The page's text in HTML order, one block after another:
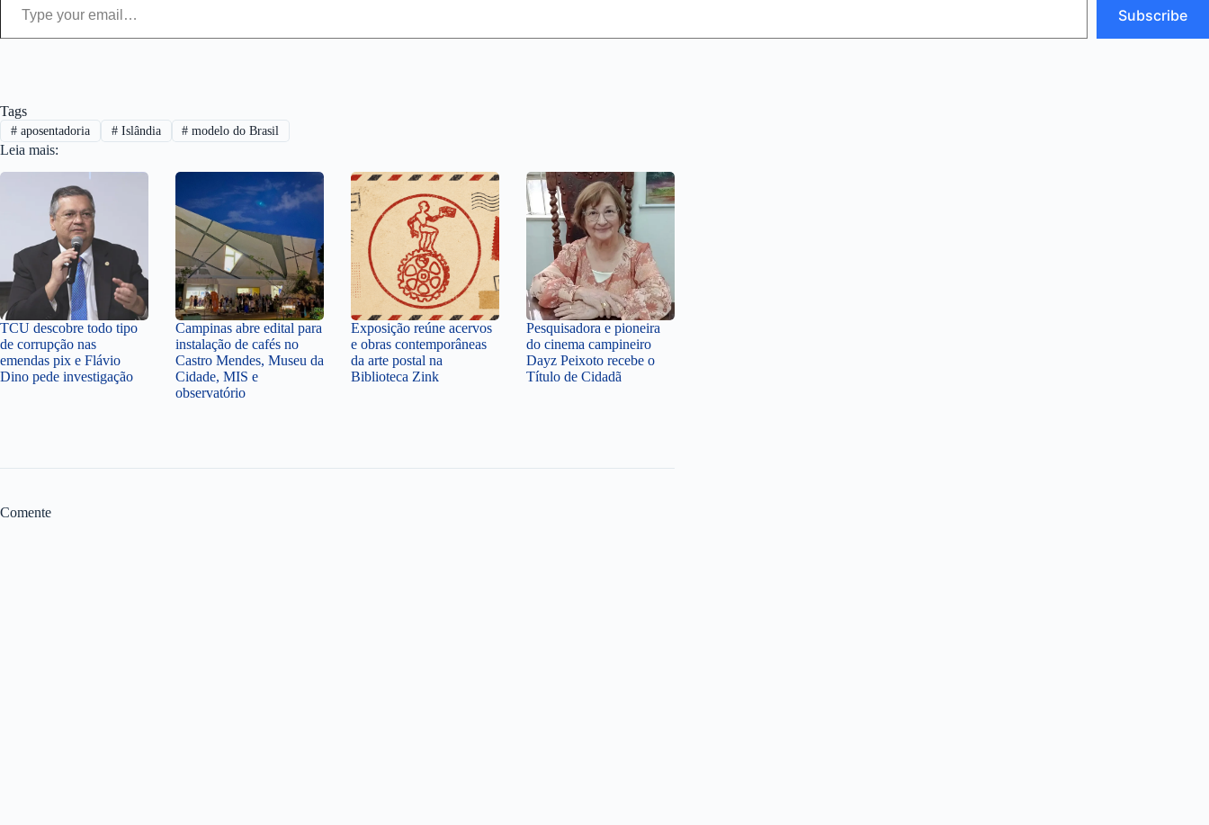
Subscribe
Tags
#aposentadoria #Islândia # modelo do Brasil
Leia mais:
TCU descobre todo tipo
de corrupção nas
emendas pix e Flávio
Dino pede investigação
Campinas abre edital para
instalação de cafés no
Castro Mendes, Museu da
Cidade, MIS e
observatório
Exposição reúne acervos
e obras contemporâneas
da arte postal na
Biblioteca Zink
Pesquisadora e pioneira
do cinema campineiro
Dayz Peixoto recebe o
Título de Cidadã
Comente